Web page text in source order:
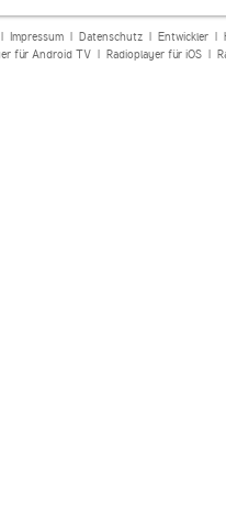
Impressum| Datenschutz| Entwickler|
für Android TV| Radioplayer für iOS|